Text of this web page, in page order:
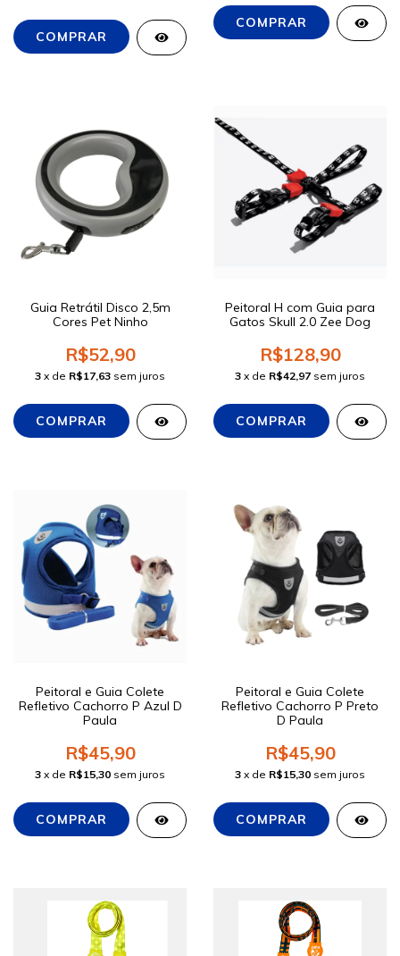
Guia Retrátil Disco 2,5m
Cores Pet Ninho
R$52,90
3 x de R$17,63 sem juros
Peitoral H com Guia para
Gatos Skull 2.0 Zee Dog
R$128,90
3 x de R$42,97 sem juros
Peitoral e Guia Colete
Refletivo Cachorro P Azul D
Paula
R$45,90
3 x de R$15,30 sem juros
Peitoral e Guia Colete
Refletivo Cachorro P Preto
D Paula
R$45,90
3 x de R$15,30 sem juros